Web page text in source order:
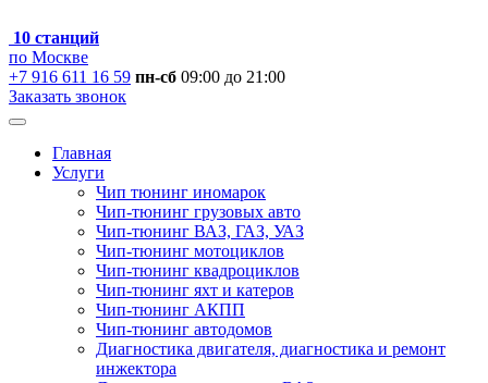
10 станций
по Москве
+7 916 611 16 59 пн-сб 09:00 до 21:00
Заказать звонок
Главная
Услуги
Чип тюнинг иномарок
Чип-тюнинг грузовых авто
Чип-тюнинг ВАЗ, ГАЗ, УАЗ
Чип-тюнинг мотоциклов
Чип-тюнинг квадроциклов
Чип-тюнинг яхт и катеров
Чип-тюнинг АКПП
Чип-тюнинг автодомов
Диагностика двигателя, диагностика и ремонт
инжектора